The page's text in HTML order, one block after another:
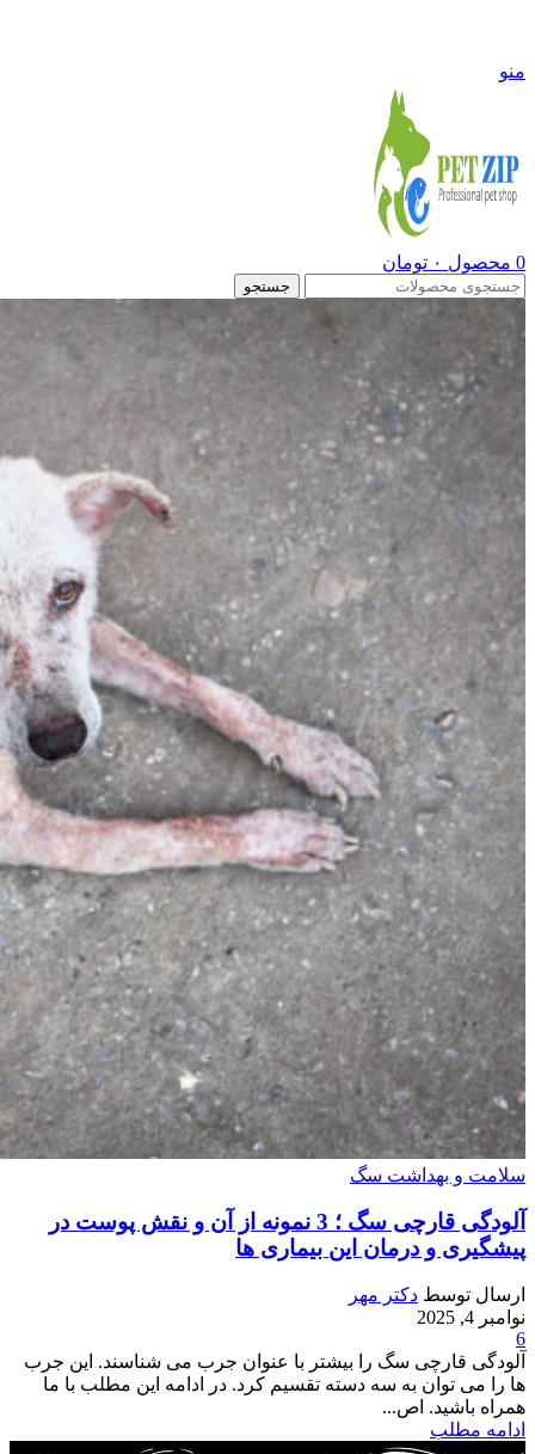
منو
0 محصول ۰ تومان
جستجو
سلامت و بهداشت سگ
آلودگی قارچی سگ ؛ 3 نمونه از آن و نقش پوست در
پیشگیری و درمان این بیماری ها
ارسال توسط دکتر مهر
نوامبر 4, 2025
6
آلودگی قارچی سگ را بیشتر با عنوان جرب می شناسند. این جرب
ها را می توان به سه دسته تقسیم کرد. در ادامه این مطلب با ما
همراه باشید. اص...
ادامه مطلب